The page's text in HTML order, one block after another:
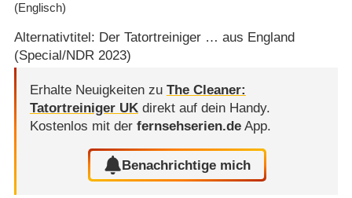
(Englisch)
Alternativtitel: Der Tatortreiniger … aus England
(Special/NDR 2023)
Erhalte Neuigkeiten zu The Cleaner:
Tatortreiniger UKdirekt auf dein Handy.
Kostenlos mit der fernsehserien.deApp.
Benachrichtige mich